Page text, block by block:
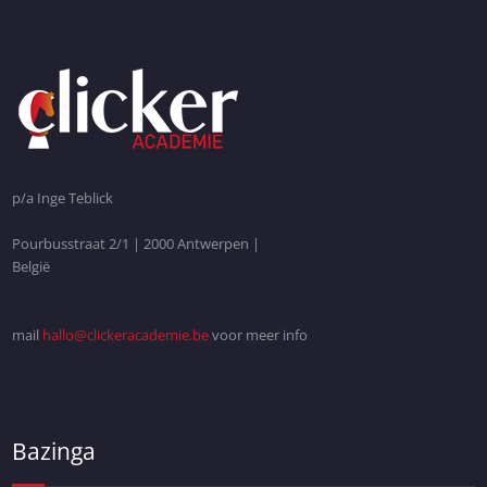
p/a Inge Teblick
Pourbusstraat 2/1 | 2000 Antwerpen |
België
mail hallo@clickeracademie.bevoor meer info
Bazinga